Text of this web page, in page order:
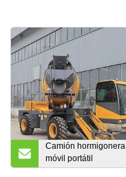
Camión hormigonera
móvil portátil
autocargable Hy400